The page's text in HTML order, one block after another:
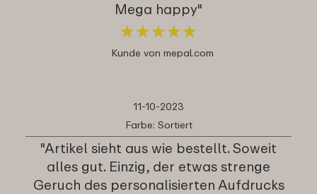
Mega happy"
★★★★★
★★★★★
Kunde von mepal.com
11-10-2023
Farbe: Sortiert
"Artikel sieht aus wie bestellt. Soweit
alles gut. Einzig, der etwas strenge
Geruch des personalisierten Aufdrucks